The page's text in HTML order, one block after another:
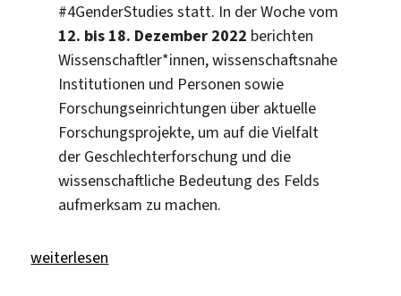
#4GenderStudies statt. In der Woche vom
12. bis 18. Dezember 2022 berichten
Wissenschaftler*innen, wissenschaftsnahe
Institutionen und Personen sowie
Forschungseinrichtungen über aktuelle
Forschungsprojekte, um auf die Vielfalt
der Geschlechterforschung und die
wissenschaftliche Bedeutung des Felds
aufmerksam zu machen.
„Wissenschaftstag #4GenderStudies 2022“
weiterlesen